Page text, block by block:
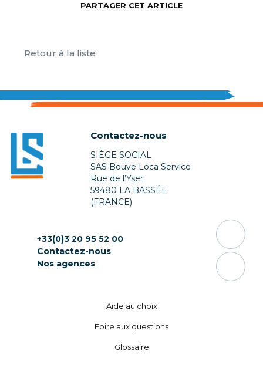
PARTAGER CET ARTICLE
Retour à la liste
Contactez-nous
SIÈGE SOCIAL
SAS Bouve Loca Service
Rue de l’Yser
59480 LA BASSÉE
(FRANCE)
+33(0)3 20 95 52 00
Contactez-nous
Nos agences
Aide au choix
Foire aux questions
Glossaire